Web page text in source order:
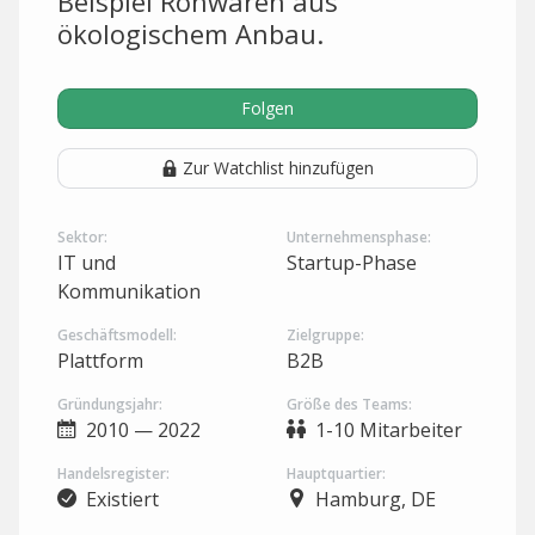
ökologischem Anbau.
Folgen
Zur Watchlist hinzufügen
Sektor:
IT und
Kommunikation
Unternehmensphase:
Startup-Phase
Geschäftsmodell:
Plattform
Zielgruppe:
B2B
Gründungsjahr:
2010 — 2022
Größe des Teams:
1-10 Mitarbeiter
Handelsregister:
Existiert
Hauptquartier:
Hamburg, DE